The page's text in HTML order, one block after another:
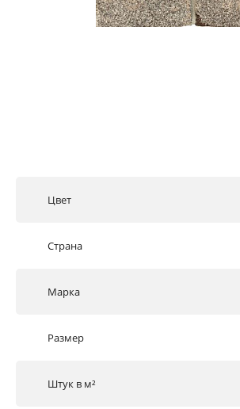
Цвет
Страна
Марка
Размер
Штук в м²